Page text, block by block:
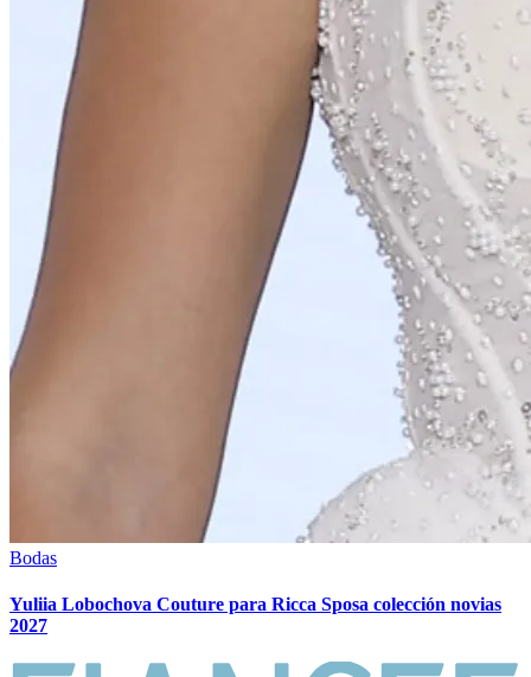
Bodas
Yuliia Lobochova Couture para Ricca Sposa colección novias
2027